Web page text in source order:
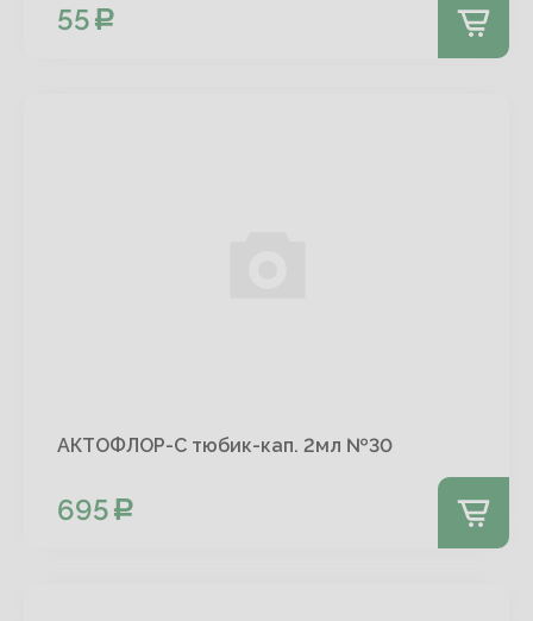
55
АКТОФЛОР-С тюбик-кап. 2мл №30
695